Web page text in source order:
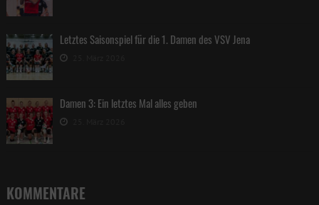
Letztes Saisonspiel für die 1. Damen des VSV Jena
Damen 3: Ein letztes Mal alles geben
KOMMENTARE